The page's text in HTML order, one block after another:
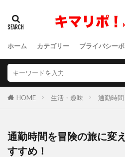
ホーム カテゴリー プライバシー
HOME 生活・趣味 通勤時
通勤時間を冒険の旅に変
すすめ！